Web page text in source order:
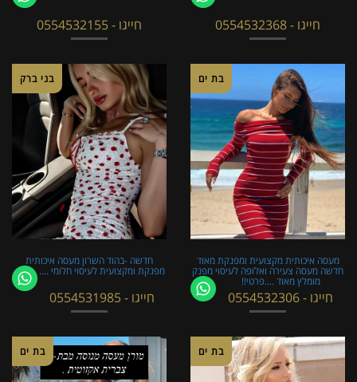
חייגו - 0554532155 חייגו - 0554532368
בני ברק
חדשה -בהוד השרון מעסה איכותית
מפנקת ומקצועית לעיסוי חלומי ....
חייגו - 0554531985
בת ים
מעסה איכותית מקצועית ומפנקת מאוד
חדשה מעסה צעירה ואלופה לעיסוי מפנק
מומלץ מאוד ....פרטי!!
חייגו - 0554532306
בת ים בת ים